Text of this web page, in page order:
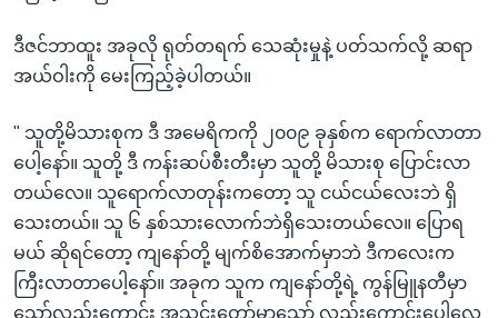
ဒီဇင်ဘာထူး အခုလို ရုတ်တရက် သေဆုံးမှုနဲ့ ပတ်သက်လို့ ဆရာ
အယ်ဝါးကို မေးကြည့်ခဲ့ပါတယ်။
" သူတို့မိသားစုက ဒီ အမေရိကကို ၂၀၀၉ ခုနှစ်က ရောက်လာတာ
ပေါ့နော်။ သူတို့ ဒီ ကန်းဆပ်စီးတီးမှာ သူတို့ မိသားစု ပြောင်းလာ
တယ်လေ။ သူရောက်လာတုန်းကတော့ သူ ငယ်ငယ်လေးဘဲ ရှိ
သေးတယ်။ သူ ၆ နှစ်သားလောက်ဘဲရှိသေးတယ်လေ။ ပြောရ
မယ် ဆိုရင်တော့ ကျနော်တို့ မျက်စိအောက်မှာဘဲ ဒီကလေးက
ကြီးလာတာပေါ့နော်။ အခုက သူက ကျနော်တို့ရဲ့ ကွန်မြူနတီမှာ
သော်လည်းကောင်း အသင်းတော်မှာသော် လည်းကောင်းပေါ့လေ